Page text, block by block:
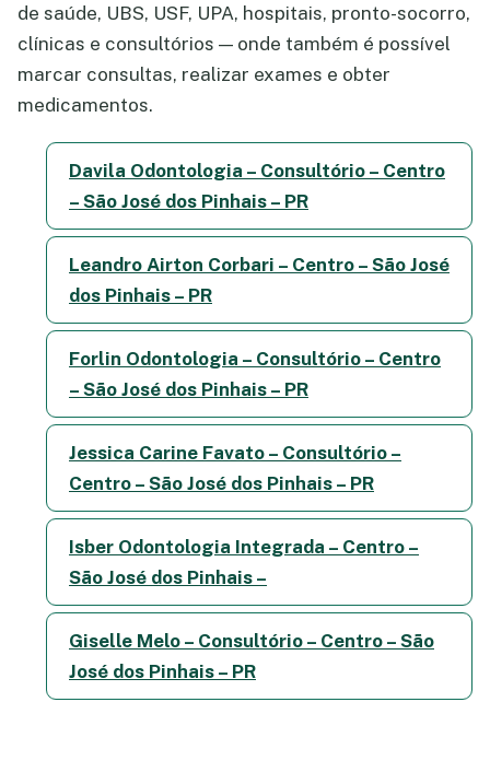
de saúde, UBS, USF, UPA, hospitais, pronto-socorro,
clínicas e consultórios — onde também é possível
marcar consultas, realizar exames e obter
medicamentos.
Davila Odontologia – Consultório – Centro
– São José dos Pinhais – PR
Leandro Airton Corbari – Centro – São José
dos Pinhais – PR
Forlin Odontologia – Consultório – Centro
– São José dos Pinhais – PR
Jessica Carine Favato – Consultório –
Centro – São José dos Pinhais – PR
Isber Odontologia Integrada – Centro –
São José dos Pinhais –
Giselle Melo – Consultório – Centro – São
José dos Pinhais – PR